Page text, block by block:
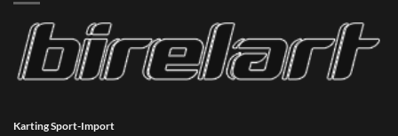
Karting Sport-Import